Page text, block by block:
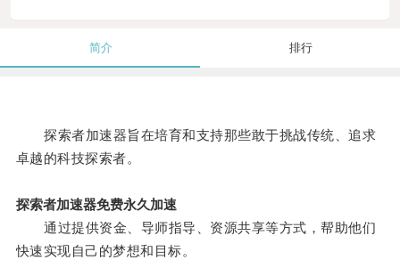
简介 排行
探索者加速器旨在培育和支持那些敢于挑战传统、追求
卓越的科技探索者。
探索者加速器免费永久加速
通过提供资金、导师指导、资源共享等方式，帮助他们
快速实现自己的梦想和目标。